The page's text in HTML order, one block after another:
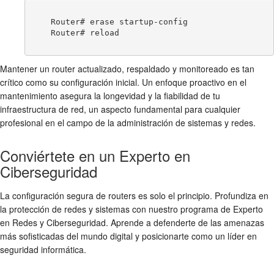
Mantener un router actualizado, respaldado y monitoreado es tan
crítico como su configuración inicial. Un enfoque proactivo en el
mantenimiento asegura la longevidad y la fiabilidad de tu
infraestructura de red, un aspecto fundamental para cualquier
profesional en el campo de la administración de sistemas y redes.
Conviértete en un Experto en
Ciberseguridad
La configuración segura de routers es solo el principio. Profundiza en
la protección de redes y sistemas con nuestro programa de Experto
en Redes y Ciberseguridad. Aprende a defenderte de las amenazas
más sofisticadas del mundo digital y posicionarte como un líder en
seguridad informática.